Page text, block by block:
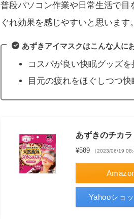
普段パソコン作業や日常生活で
ぐれ効果を感じやすいと思います。
あずきアイマスクはこんな人に
コスパが良い快眠グッズを
目元の疲れをほぐしつつ快
あずきのチカラ
¥589 （2023/06/19
Yahooショ